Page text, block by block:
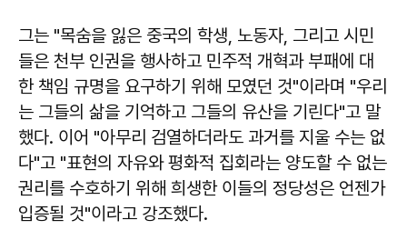
그는 "목숨을 잃은 중국의 학생, 노동자, 그리고 시민
들은 천부 인권을 행사하고 민주적 개혁과 부패에 대
한 책임 규명을 요구하기 위해 모였던 것"이라며 "우리
는 그들의 삶을 기억하고 그들의 유산을 기린다"고 말
했다. 이어 "아무리 검열하더라도 과거를 지울 수는 없
다"고 "표현의 자유와 평화적 집회라는 양도할 수 없는
권리를 수호하기 위해 희생한 이들의 정당성은 언젠가
입증될 것"이라고 강조했다.